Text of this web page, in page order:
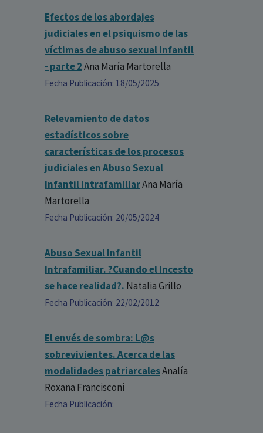
Efectos de los abordajes
judiciales en el psiquismo de las
víctimas de abuso sexual infantil
- parte 2Ana María Martorella
Fecha Publicación: 18/05/2025
Relevamiento de datos
estadísticos sobre
características de los procesos
judiciales en Abuso Sexual
Infantil intrafamiliarAna María
Martorella
Fecha Publicación: 20/05/2024
Abuso Sexual Infantil
Intrafamiliar. ?Cuando el Incesto
se hace realidad?. Natalia Grillo
Fecha Publicación: 22/02/2012
El envés de sombra: L@s
sobrevivientes. Acerca de las
modalidades patriarcalesAnalía
Roxana Francisconi
Fecha Publicación: